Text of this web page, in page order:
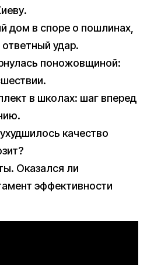
дом в споре о пошлинах,
ответный удар.
поножовщиной:
в школах: шаг вперед
качество
Оказался ли
эффективности